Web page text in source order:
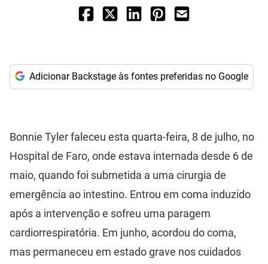
Adicionar Backstage às fontes preferidas no Google
Bonnie Tyler faleceu esta quarta-feira, 8 de julho, no
Hospital de Faro, onde estava internada desde 6 de
maio, quando foi submetida a uma cirurgia de
emergência ao intestino. Entrou em coma induzido
após a intervenção e sofreu uma paragem
cardiorrespiratória. Em junho, acordou do coma,
mas permaneceu em estado grave nos cuidados